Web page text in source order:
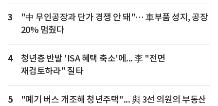
3
"中 무인공장과 단가 경쟁 안 돼"… 車부품 성지, 공장
20% 멈췄다
4
청년층 반발 'ISA 혜택 축소'에... 李 "전면
재검토하라" 질타
5
"폐기 버스 개조해 청년주택"... 與 3선 의원의 부동산